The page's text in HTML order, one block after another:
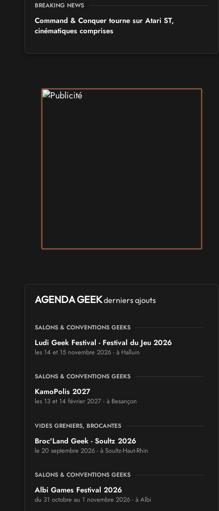
BREAKING NEWS
Command & Conquer tourne sur Atari ST,
cinématiques comprises
AGENDA GEEKderniers ajouts
SALONS & CONVENTIONS GEEKS
Ludi Geek Festival - Festival du Jeu 2026
les 14 et 15 novembre 2026 - à Halluin
SALONS & CONVENTIONS GEEKS
KamoPolis 2027
les 13 et 14 février 2027 - à Besançon
VIDES GRENIERS, BROCANTES
Broc'Land Geek - Soultz 2026
le 20 septembre 2026 - à Soultz-Haut-Rhin
SALONS & CONVENTIONS GEEKS
Albi Games Festival 2026
du 31 octobre au 1 novembre 2026 - à Albi